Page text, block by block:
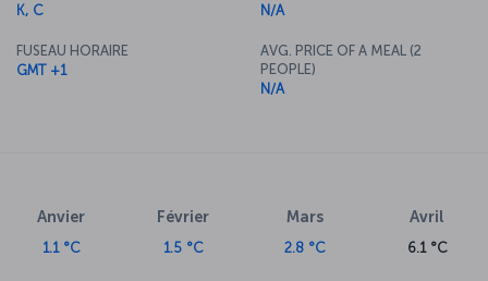
K, C
FUSEAU HORAIRE
GMT +1
N/A
AVG. PRICE OF A MEAL (2
PEOPLE)
N/A
Anvier
1.1 °C
Février
1.5 °C
Mars
2.8 °C
Avril
6.1 °C